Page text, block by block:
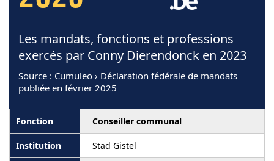
Les mandats, fonctions et professions
exercés par Conny Dierendonck en 2023
Source : Cumuleo › Déclaration fédérale de mandats
publiée en février 2025
Conseiller communal
Stad Gistel